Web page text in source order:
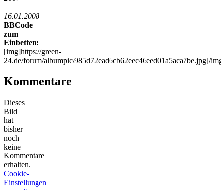
16.01.2008
BBCode
zum
Einbetten:
[img]https://green-
24.de/forum/albumpic/985d72ead6cb62eec46eed01a5aca7be.jpg[/
Kommentare
Dieses
Bild
hat
bisher
noch
keine
Kommentare
erhalten.
Cookie-
Einstellungen